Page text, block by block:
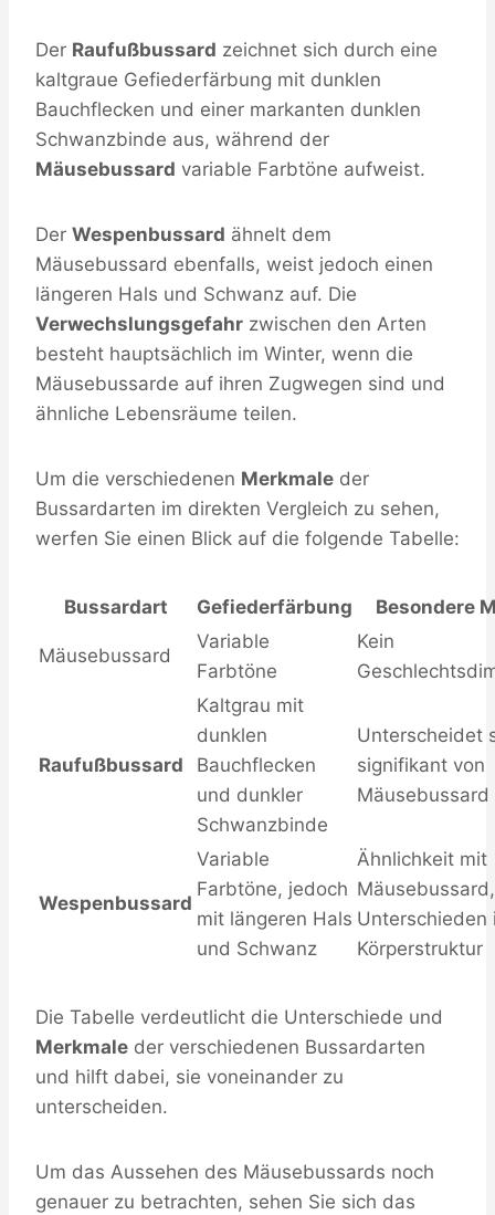
Der Raufußbussard zeichnet sich durch eine
kaltgraue Gefiederfärbung mit dunklen
Bauchflecken und einer markanten dunklen
Schwanzbinde aus, während der
Mäusebussard variable Farbtöne aufweist.
Der Wespenbussard ähnelt dem
Mäusebussard ebenfalls, weist jedoch einen
längeren Hals und Schwanz auf. Die
Verwechslungsgefahr zwischen den Arten
besteht hauptsächlich im Winter, wenn die
Mäusebussarde auf ihren Zugwegen sind und
ähnliche Lebensräume teilen.
Um die verschiedenen Merkmale der
Bussardarten im direkten Vergleich zu sehen,
werfen Sie einen Blick auf die folgende Tabelle:
Bussardart Gefiederfärbung Besondere
Mäusebussard
Variable
Farbtöne
Kein
Raufußbussard
Kaltgrau mit
dunklen
Bauchflecken
und dunkler
Schwanzbinde
Unterscheidet
signifikant von
Mäusebussard
Wespenbussard
Variable
Farbtöne, jedoch
mit längeren Hals
und Schwanz
Ähnlichkeit mit
Unterschieden
Körperstruktur
Die Tabelle verdeutlicht die Unterschiede und
Merkmale der verschiedenen Bussardarten
und hilft dabei, sie voneinander zu
unterscheiden.
Um das Aussehen des Mäusebussards noch
genauer zu betrachten, sehen Sie sich das